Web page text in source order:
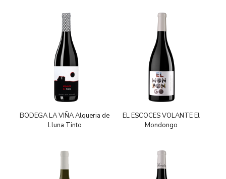
BODEGA LA VIÑA Alqueria de
Lluna Tinto
EL ESCOCES VOLANTE El
Mondongo